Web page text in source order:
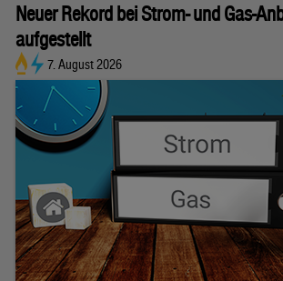
Neuer Rekord bei Strom- und Gas-
aufgestellt
7. August 2026